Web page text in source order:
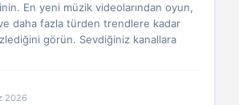
En yeni müzik videolarından oyun,
daha fazla türden trendlere kadar
görün. Sevdiğiniz kanallara
2026